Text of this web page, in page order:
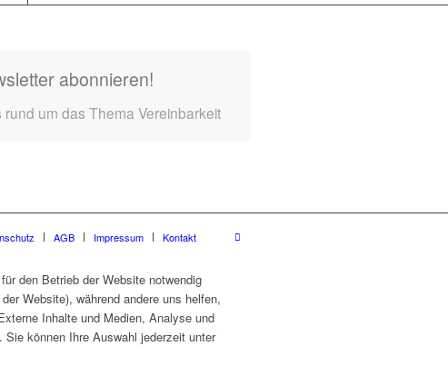
abonnieren!
rund um das Thema Vereinbarkeit
AGB Impressum Kontakt
den Betrieb der Website notwendig
Website), während andere uns helfen,
Inhalte und Medien, Analyse und
können Ihre Auswahl jederzeit unter